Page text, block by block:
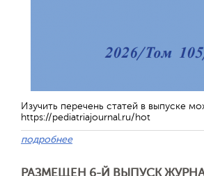
Изучить перечень статей в выпуске
https://pediatriajournal.ru/hot
подробнее
РАЗМЕЩЕН 6-Й ВЫПУСК